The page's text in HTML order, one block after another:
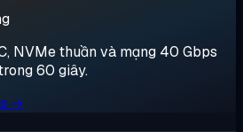
NVMe thuần và mạng 40 Gbps
60 giây.
→